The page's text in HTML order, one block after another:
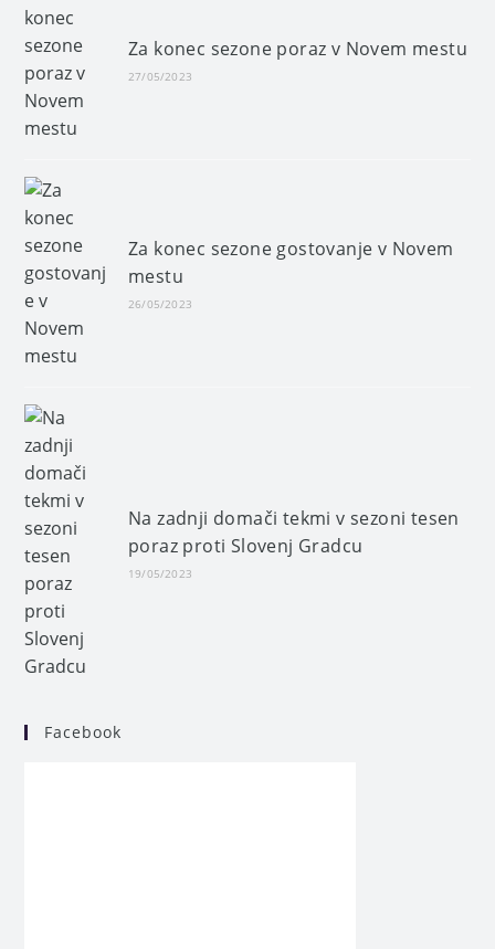
Za konec sezone poraz v Novem mestu
27/05/2023
Za konec sezone gostovanje v Novem
mestu
26/05/2023
Na zadnji domači tekmi v sezoni tesen
poraz proti Slovenj Gradcu
19/05/2023
Facebook